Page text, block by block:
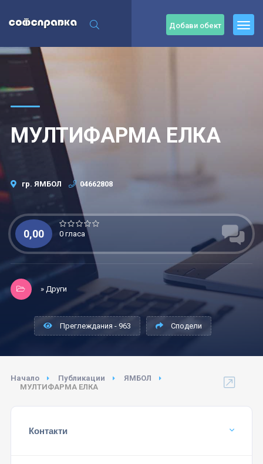
Добави обект
МУЛТИФАРМА ЕЛКА
гр. ЯМБОЛ 04662808
0,00 0 гласа
» Други
Преглеждания - 963 Сподели
Начало Публикации
ЯМБОЛ
МУЛТИФАРМА ЕЛКА
Контакти